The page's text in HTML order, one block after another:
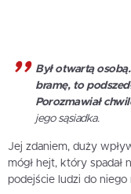
Był otwartą
bramę, to
Porozmawiał
jego sąsiadka.
Jej zdaniem, duży
mógł hejt, który spadał
podejście ludzi do niego